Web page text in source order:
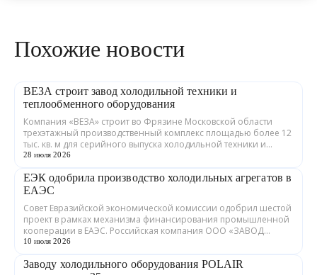
Похожие новости
ВЕЗА строит завод холодильной техники и
теплообменного оборудования
Компания «ВЕЗА» строит во Фрязине Московской области
трехэтажный производственный комплекс площадью более 12
тыс. кв. м для серийного выпуска холодильной техники и
теплообменного оборудования. ...
28 июля 2026
ЕЭК одобрила производство холодильных агрегатов в
ЕАЭС
Совет Евразийской экономической комиссии одобрил шестой
проект в рамках механизма финансирования промышленной
кооперации в ЕАЭС. Российская компания ООО «ЗАВОД
ГРАДИЕНТ» совместно с предприятия...
10 июля 2026
Заводу холодильного оборудования POLAIR